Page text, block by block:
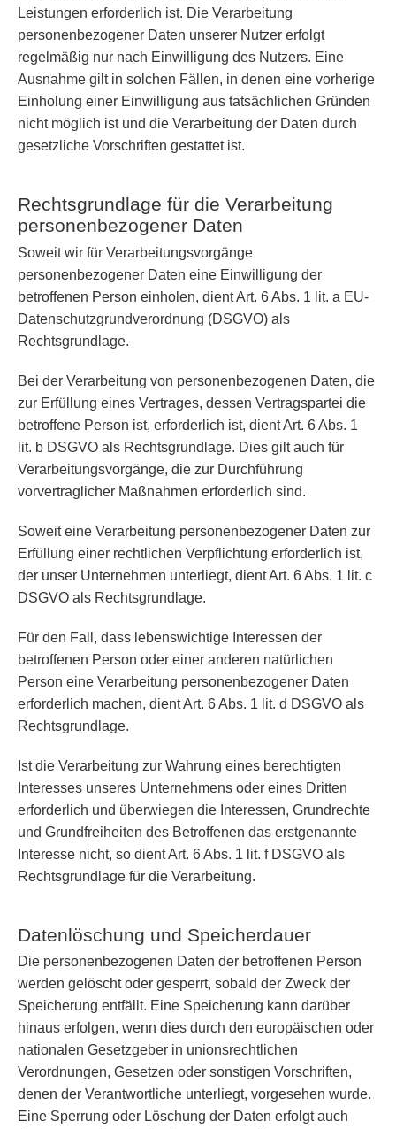
Leistungen erforderlich ist. Die Verarbeitung
personenbezogener Daten unserer Nutzer erfolgt
regelmäßig nur nach Einwilligung des Nutzers. Eine
Ausnahme gilt in solchen Fällen, in denen eine vorherige
Einholung einer Einwilligung aus tatsächlichen Gründen
nicht möglich ist und die Verarbeitung der Daten durch
gesetzliche Vorschriften gestattet ist.
Rechtsgrundlage für die Verarbeitung
personenbezogener Daten
Soweit wir für Verarbeitungsvorgänge
personenbezogener Daten eine Einwilligung der
betroffenen Person einholen, dient Art. 6 Abs. 1 lit. a EU-
Datenschutzgrundverordnung (DSGVO) als
Rechtsgrundlage.
Bei der Verarbeitung von personenbezogenen Daten, die
zur Erfüllung eines Vertrages, dessen Vertragspartei die
betroffene Person ist, erforderlich ist, dient Art. 6 Abs. 1
lit. b DSGVO als Rechtsgrundlage. Dies gilt auch für
Verarbeitungsvorgänge, die zur Durchführung
vorvertraglicher Maßnahmen erforderlich sind.
Soweit eine Verarbeitung personenbezogener Daten zur
Erfüllung einer rechtlichen Verpflichtung erforderlich ist,
der unser Unternehmen unterliegt, dient Art. 6 Abs. 1 lit. c
DSGVO als Rechtsgrundlage.
Für den Fall, dass lebenswichtige Interessen der
betroffenen Person oder einer anderen natürlichen
Person eine Verarbeitung personenbezogener Daten
erforderlich machen, dient Art. 6 Abs. 1 lit. d DSGVO als
Rechtsgrundlage.
Ist die Verarbeitung zur Wahrung eines berechtigten
Interesses unseres Unternehmens oder eines Dritten
erforderlich und überwiegen die Interessen, Grundrechte
und Grundfreiheiten des Betroffenen das erstgenannte
Interesse nicht, so dient Art. 6 Abs. 1 lit. f DSGVO als
Rechtsgrundlage für die Verarbeitung.
Datenlöschung und Speicherdauer
Die personenbezogenen Daten der betroffenen Person
werden gelöscht oder gesperrt, sobald der Zweck der
Speicherung entfällt. Eine Speicherung kann darüber
hinaus erfolgen, wenn dies durch den europäischen oder
nationalen Gesetzgeber in unionsrechtlichen
Verordnungen, Gesetzen oder sonstigen Vorschriften,
denen der Verantwortliche unterliegt, vorgesehen wurde.
Eine Sperrung oder Löschung der Daten erfolgt auch